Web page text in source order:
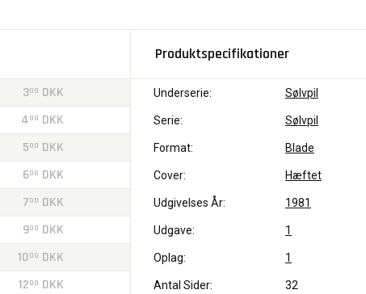
300 DKK
400 DKK
500 DKK
600 DKK
700 DKK
900 DKK
1000 DKK
1200 DKK
Produktspecifikationer
Underserie: Sølvpil
Serie: Sølvpil
Format: Blade
Cover: Hæftet
Udgivelses År: 1981
Udgave: 1
Oplag: 1
Antal Sider: 32